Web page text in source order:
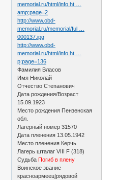
memorial.ru/html/info.ht …
amp;page=2
http://www.obd-
memorial.ru/memorial/ful …
000137.jpg
http://www.obd-
memorial.ru/html/info.ht …
p;page=136
Фамилия Власов
Имя Николай
Отчество Степанович
Дата рождения/Возраст
15.09.1923
Место рождения Пензенская
обл.
Лагерный номер 31570
Дата пленения 13.05.1942
Место пленения Керчь
Лагерь шталаг VIII F (318)
СудьбаПогиб в плену
Воинское звание
красноармеец|рядовой